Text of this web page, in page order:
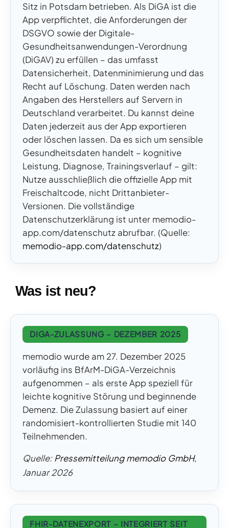
Sitz in Potsdam betrieben. Als DiGA ist die
App verpflichtet, die Anforderungen der
DSGVO sowie der Digitale-
Gesundheitsanwendungen-Verordnung
(DiGAV) zu erfüllen – das umfasst
Datensicherheit, Datenminimierung und das
Recht auf Löschung. Daten werden nach
Angaben des Herstellers auf Servern in
Deutschland verarbeitet. Du kannst deine
Daten jederzeit aus der App exportieren
oder löschen lassen. Da es sich um sensible
Gesundheitsdaten handelt – kognitive
Leistung, Diagnose, Trainingsverlauf – gilt:
Nutze ausschließlich die offizielle App mit
Freischaltcode, nicht Drittanbieter-
Versionen. Die vollständige
Datenschutzerklärung ist unter memodio-
app.com/datenschutz abrufbar. (Quelle:
memodio-app.com/datenschutz)
Was ist neu?
DIGA-ZULASSUNG – DEZEMBER 2025
memodio wurde am 27. Dezember 2025
vorläufig ins BfArM-DiGA-Verzeichnis
aufgenommen – als erste App speziell für
leichte kognitive Störung und beginnende
Demenz. Die Zulassung basiert auf einer
randomisiert-kontrollierten Studie mit 140
Teilnehmenden.
Quelle:Pressemitteilung memodio GmbH,
Januar 2026
FHIR-DATENEXPORT – INTEGRIERT SEIT